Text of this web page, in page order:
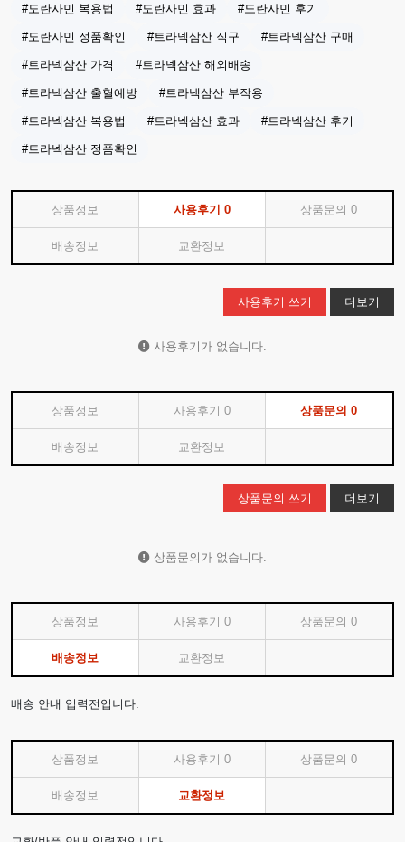
#도란사민 복용법 #도란사민 효과 #도란사민 후기
#도란사민 정품확인 #트라넥삼산 직구 #트라넥삼산 구매
#트라넥삼산 가격 #트라넥삼산 해외배송
#트라넥삼산 출혈예방 #트라넥삼산 부작용
#트라넥삼산 복용법 #트라넥삼산 효과 #트라넥삼산 후기
#트라넥삼산 정품확인
상품정보 사용후기 0 상품문의0
배송정보 교환정보
사용후기 쓰기 더보기
사용후기가 없습니다.
상품정보 사용후기 0 상품문의0
배송정보 교환정보
상품문의 쓰기 더보기
상품문의가 없습니다.
상품정보 사용후기 0 상품문의0
배송정보 교환정보
배송 안내 입력전입니다.
상품정보 사용후기 0 상품문의0
배송정보 교환정보